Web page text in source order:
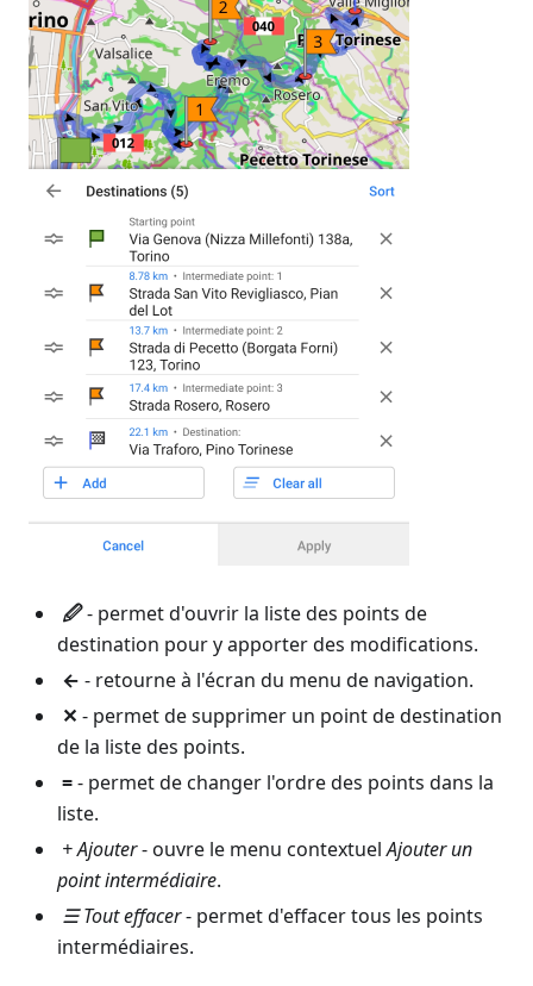
🖉- permet d'ouvrir la liste des points de
destination pour y apporter des modifications.
← - retourne à l'écran du menu de navigation.
✕ - permet de supprimer un point de destination
de la liste des points.
=- permet de changer l'ordre des points dans la
liste.
+ Ajouter- ouvre le menu contextuelAjouter un
point intermédiaire.
☰ Tout effacer- permet d'effacer tous les points
intermédiaires.